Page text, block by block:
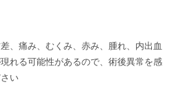
、痛み、むくみ、赤み、腫れ、内出血
れる可能性があるので、術後異常を感
い